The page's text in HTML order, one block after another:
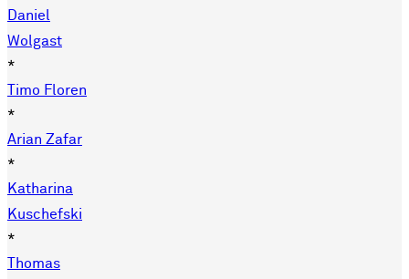
Daniel
Wolgast
*
Timo Floren
*
Arian Zafar
*
Katharina
Kuschefski
*
Thomas